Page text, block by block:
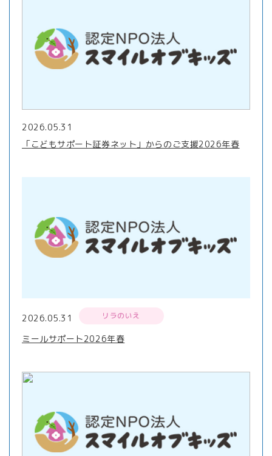
2026.05.31
「こどもサポート証券ネット」からのご支援2026年春
2026.05.31 リラのいえ
ミールサポート2026年春